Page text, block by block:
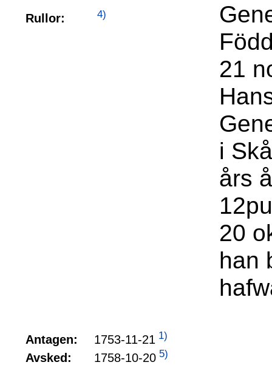
Rullor: 4)
21
i
års
20
han
Antagen: 1753-11-21 1)
Avsked: 1758-10-20 5)